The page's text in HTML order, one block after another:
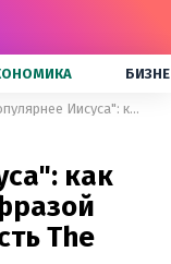
"Мы популярнее Иисуса": как Джон Леннон одной фразой подорвал популярность The Beatles
как
The